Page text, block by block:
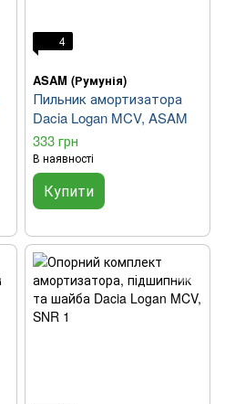
4
ASAM (Румунія)
Пильник амортизатора
Dacia Logan MCV, ASAM
333 грн
В наявності
Купити